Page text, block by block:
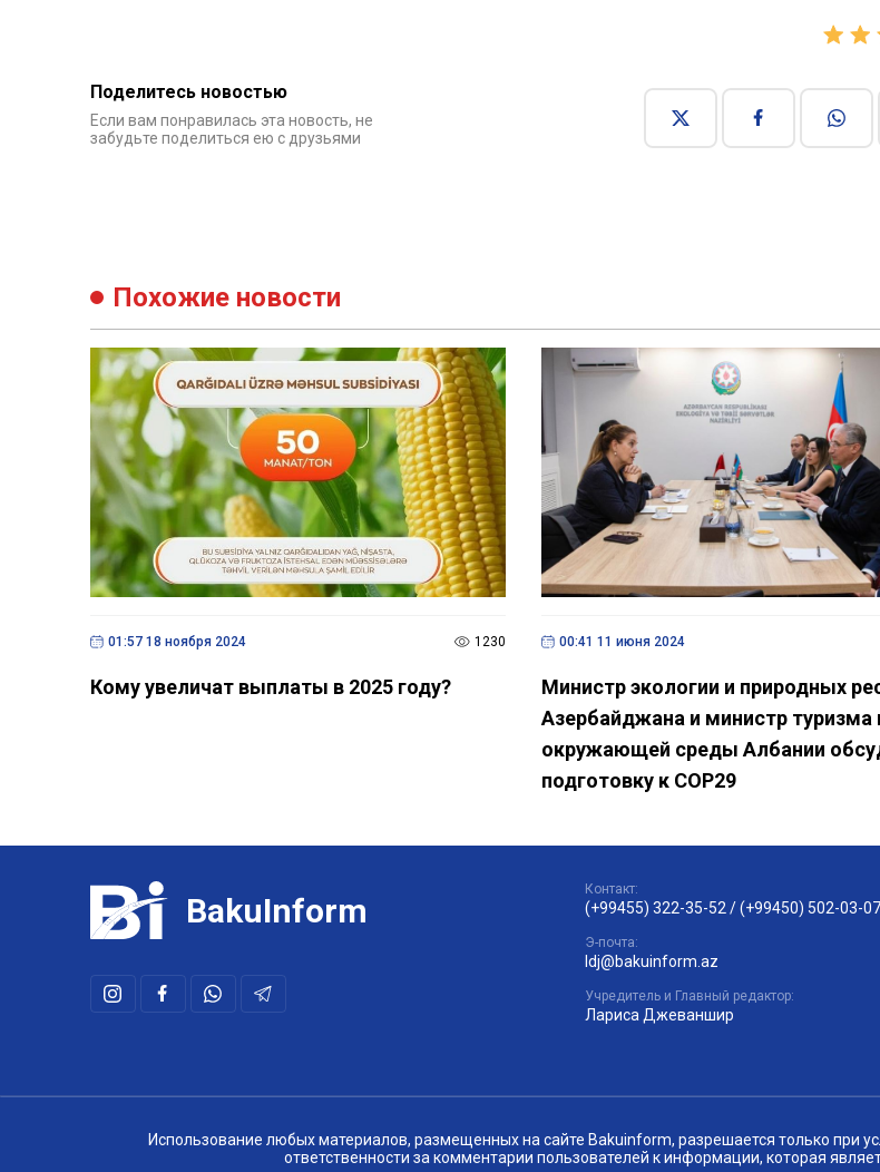
Поделитесь новостью
Если вам понравилась эта новость, не
забудьте поделиться ею с друзьями
Похожие новости
01:57 18 ноября 2024 1230
Кому увеличат выплаты в 2025 году?
00:41 11 июня 2024
Министр экологии и природных
Азербайджана и министр туризма
окружающей среды Албании
подготовку к COP29
BakuInform
Контакт:
(+99455) 322-35-52 /(+99450) 502-03-07
Э-почта:
ldj@bakuinform.az
Учредитель и Главный редактор:
Лариса Джеваншир
Использование любых материалов, размещенных на сайте Bakuinform, разрешается только при
ответственности за комментарии пользователей к информации, которая